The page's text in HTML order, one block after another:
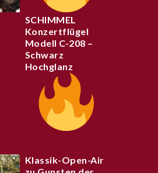
SCHIMMEL
Konzertflügel
Modell C-208 –
Schwarz
Hochglanz
Klassik-Open-Air